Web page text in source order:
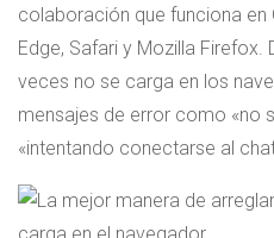
colaboración que funciona
Edge, Safari y Mozilla Firefox.
veces no se carga en los
mensajes de error como «no
«intentando conectarse al